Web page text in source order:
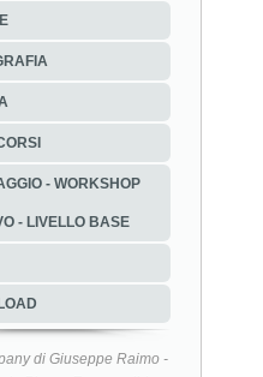
- WORKSHOP
- LIVELLO BASE
di Giuseppe Raimo -